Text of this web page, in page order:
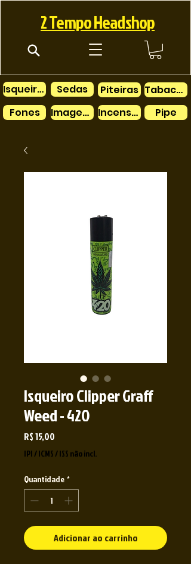
2 Tempo Headshop
Isqueiros
Fones
Sedas
Imagens
Piteiras
Tabacos
Incensos
Pipe
Isqueiro Clipper Graff
Weed - 420
R$ 15,00
IPI / ICMS / ISS não incl.
Quantidade *
Adicionar ao carrinho